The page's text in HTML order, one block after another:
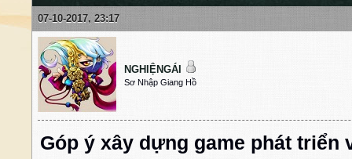
07-10-2017, 23:17
NGHIỆNGÁI
Sơ Nhập Giang Hồ
Góp ý xây dựng game phát triển